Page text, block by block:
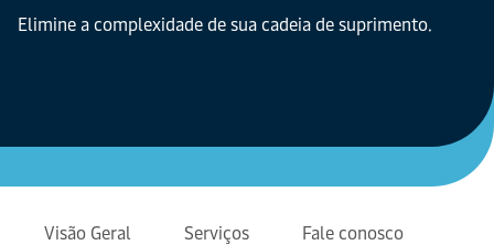
Elimine a complexidade de sua cadeia de suprimento.
Visão Geral Serviços Fale conosco